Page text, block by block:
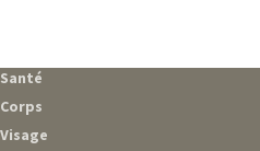
Santé
Corps
Visage